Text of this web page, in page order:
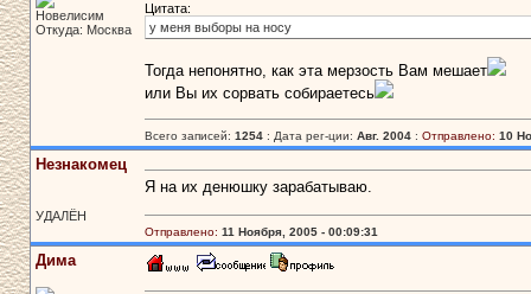
Новелисим
Откуда: Москва
Цитата:
у меня выборы на носу
Тогда непонятно, как эта мерзость Вам мешает
или Вы их сорвать собираетесь
Всего записей: 1254: Дата рег-ции: Авг. 2004: Отправлено: 10
Незнакомец
УДАЛЁН
Я на их денюшку зарабатываю.
Отправлено: 11 Ноября, 2005 - 00:09:31
Дима